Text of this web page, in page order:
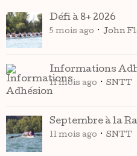
Défi à 8+ 2026
5 mois ago John
Informations
11 mois ago SNTT
Septembre à la
11 mois ago SNTT